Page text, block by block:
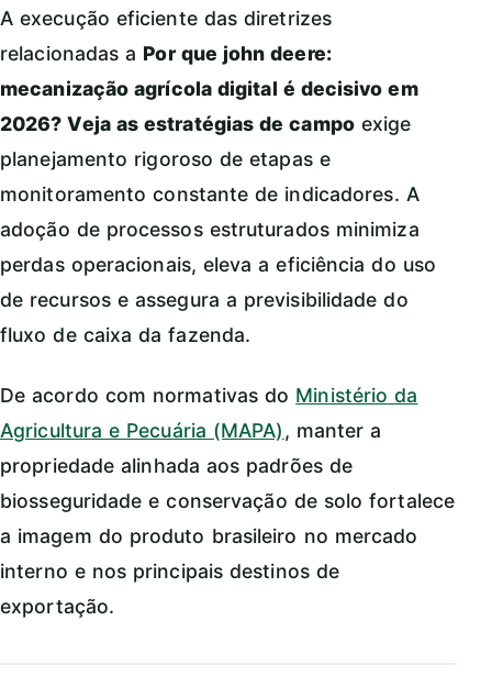
A execução eficiente das diretrizes
relacionadas a Por que john deere:
mecanização agrícola digital é decisivo em
2026? Veja as estratégias de campoexige
planejamento rigoroso de etapas e
monitoramento constante de indicadores. A
adoção de processos estruturados minimiza
perdas operacionais, eleva a eficiência do uso
de recursos e assegura a previsibilidade do
fluxo de caixa da fazenda.
De acordo com normativas do Ministério da
Agricultura e Pecuária (MAPA), manter a
propriedade alinhada aos padrões de
biosseguridade e conservação de solo fortalece
a imagem do produto brasileiro no mercado
interno e nos principais destinos de
exportação.